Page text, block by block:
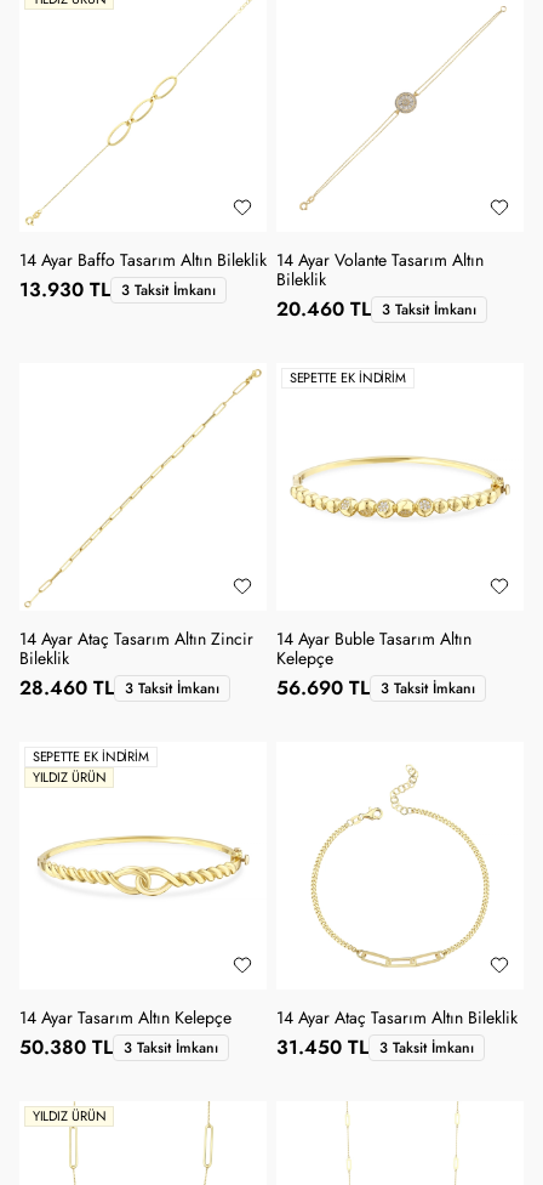
14 Ayar Baffo Tasarım Altın Bileklik
13.930 TL 3 Taksit İmkanı
14 Ayar Volante Tasarım Altın
Bileklik
20.460 TL 3 Taksit İmkanı
14 Ayar Ataç Tasarım Altın Zincir
Bileklik
28.460 TL 3 Taksit İmkanı
SEPETTE EK İNDIRIM
14 Ayar Buble Tasarım Altın
Kelepçe
56.690 TL 3 Taksit İmkanı
SEPETTE EK İNDIRIM
YILDIZ ÜRÜN
14 Ayar Tasarım Altın Kelepçe
50.380 TL 3 Taksit İmkanı
14 Ayar Ataç Tasarım Altın Bileklik
31.450 TL 3 Taksit İmkanı
YILDIZ ÜRÜN